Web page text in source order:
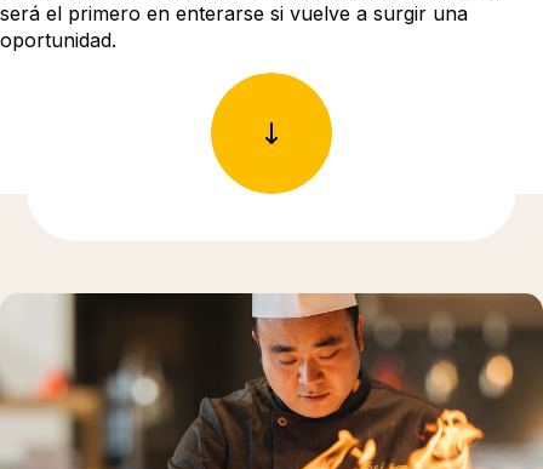
será el primero en enterarse si vuelve a surgir una
oportunidad.